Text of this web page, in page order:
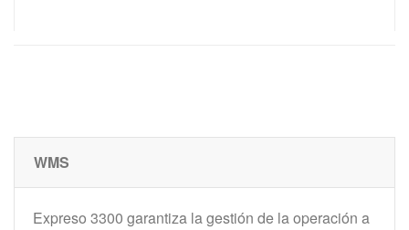
WMS
Expreso 3300 garantiza la gestión de la operación a